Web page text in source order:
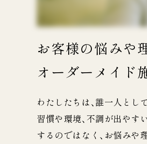
お客様の悩みや
オーダーメイド
わたしたちは、誰一人とし
習慣や環境、不調が出やす
するのではなく、お悩み